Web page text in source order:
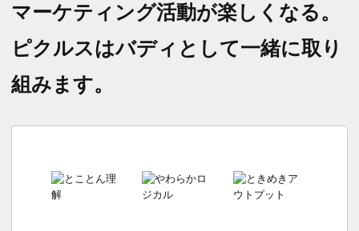
マーケティング活動が楽しくなる。
ピクルスはバディとして一緒に取り
組みます。